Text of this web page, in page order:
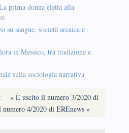
prima donna eletta alla
su sangue, società arcaica e
in Messico, tra tradizione e
sulla sociologia narrativa
« È uscito il numero 3/2020 di
4/2020 di EREnews »